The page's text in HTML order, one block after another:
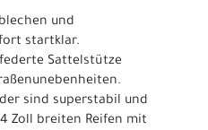
und
startklar.
Sattelstütze
sind superstabil und
Zoll breiten Reifen mit